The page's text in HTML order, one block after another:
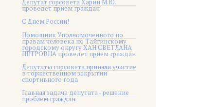
Депутат горсовета Харин М.Ю.
проведет прием граждан
С Днем России!
Помощник Уполномоченного по
правам человека по Тайгинскому
городскому округу ХАН СВЕТЛАНА
ПЕТРОВНА проведет прием граждан
Депутаты горсовета приняли участие
в торжественном закрытии
спортивного года
Главная задача депутата - решение
проблем граждан